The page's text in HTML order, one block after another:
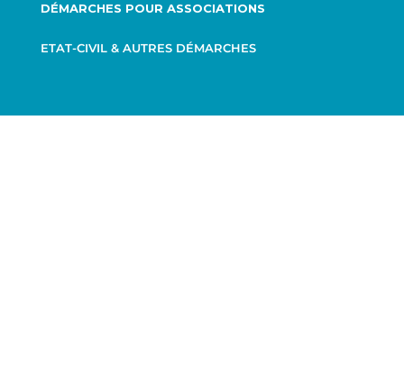
DÉMARCHES POUR ASSOCIATIONS
ETAT-CIVIL & AUTRES DÉMARCHES